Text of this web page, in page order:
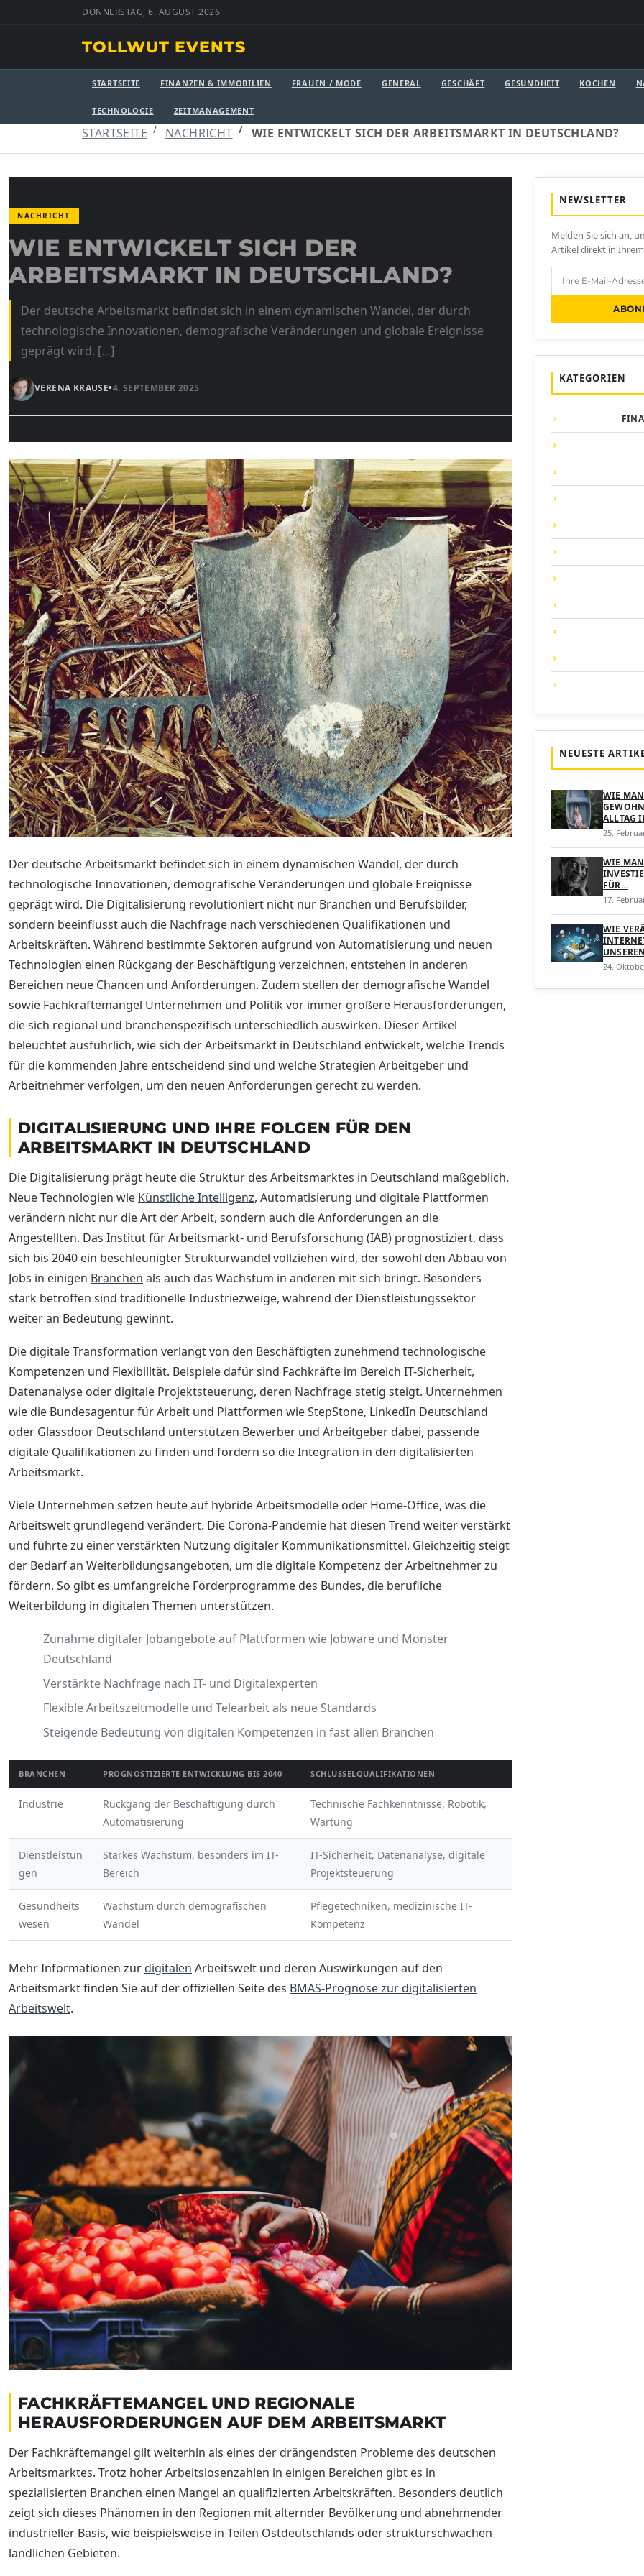
DONNERSTAG, 6. AUGUST 2026
TOLLWUT EVENTS
STARTSEITE FINANZEN & IMMOBILIEN FRAUEN / MODE GENERAL GESCHÄFT GESUNDHEIT KOCHEN
TECHNOLOGIE ZEITMANAGEMENT
STARTSEITE NACHRICHT WIE ENTWICKELT SICH DER ARBEITSMARKT IN DEUTSCHLAND?
NACHRICHT
WIE ENTWICKELT SICH DER
ARBEITSMARKT IN DEUTSCHLAND?
Der deutsche Arbeitsmarkt befindet sich in einem dynamischen Wandel, der durch
technologische Innovationen, demografische Veränderungen und globale Ereignisse
geprägt wird. […]
VERENA KRAUSE•4. SEPTEMBER 2025
Der deutsche Arbeitsmarkt befindet sich in einem dynamischen Wandel, der durch
technologische Innovationen, demografische Veränderungen und globale Ereignisse
geprägt wird. Die Digitalisierung revolutioniert nicht nur Branchen und Berufsbilder,
sondern beeinflusst auch die Nachfrage nach verschiedenen Qualifikationen und
Arbeitskräften. Während bestimmte Sektoren aufgrund von Automatisierung und neuen
Technologien einen Rückgang der Beschäftigung verzeichnen, entstehen in anderen
Bereichen neue Chancen und Anforderungen. Zudem stellen der demografische Wandel
sowie Fachkräftemangel Unternehmen und Politik vor immer größere Herausforderungen,
die sich regional und branchenspezifisch unterschiedlich auswirken. Dieser Artikel
beleuchtet ausführlich, wie sich der Arbeitsmarkt in Deutschland entwickelt, welche Trends
für die kommenden Jahre entscheidend sind und welche Strategien Arbeitgeber und
Arbeitnehmer verfolgen, um den neuen Anforderungen gerecht zu werden.
DIGITALISIERUNG UND IHRE FOLGEN FÜR DEN
ARBEITSMARKT IN DEUTSCHLAND
Die Digitalisierung prägt heute die Struktur des Arbeitsmarktes in Deutschland maßgeblich.
Neue Technologien wie Künstliche Intelligenz, Automatisierung und digitale Plattformen
verändern nicht nur die Art der Arbeit, sondern auch die Anforderungen an die
Angestellten. Das Institut für Arbeitsmarkt- und Berufsforschung (IAB) prognostiziert, dass
sich bis 2040 ein beschleunigter Strukturwandel vollziehen wird, der sowohl den Abbau von
Jobs in einigen Branchen als auch das Wachstum in anderen mit sich bringt. Besonders
stark betroffen sind traditionelle Industriezweige, während der Dienstleistungssektor
weiter an Bedeutung gewinnt.
Die digitale Transformation verlangt von den Beschäftigten zunehmend technologische
Kompetenzen und Flexibilität. Beispiele dafür sind Fachkräfte im Bereich IT-Sicherheit,
Datenanalyse oder digitale Projektsteuerung, deren Nachfrage stetig steigt. Unternehmen
wie die Bundesagentur für Arbeit und Plattformen wie StepStone, LinkedIn Deutschland
oder Glassdoor Deutschland unterstützen Bewerber und Arbeitgeber dabei, passende
digitale Qualifikationen zu finden und fördern so die Integration in den digitalisierten
Arbeitsmarkt.
Viele Unternehmen setzen heute auf hybride Arbeitsmodelle oder Home-Office, was die
Arbeitswelt grundlegend verändert. Die Corona-Pandemie hat diesen Trend weiter verstärkt
und führte zu einer verstärkten Nutzung digitaler Kommunikationsmittel. Gleichzeitig steigt
der Bedarf an Weiterbildungsangeboten, um die digitale Kompetenz der Arbeitnehmer zu
fördern. So gibt es umfangreiche Förderprogramme des Bundes, die berufliche
Weiterbildung in digitalen Themen unterstützen.
Zunahme digitaler Jobangebote auf Plattformen wie Jobware und Monster
Deutschland
Verstärkte Nachfrage nach IT- und Digitalexperten
Flexible Arbeitszeitmodelle und Telearbeit als neue Standards
Steigende Bedeutung von digitalen Kompetenzen in fast allen Branchen
BRANCHEN PROGNOSTIZIERTE ENTWICKLUNG BIS 2040 SCHLÜSSELQUALIFIKATIONEN
Industrie
Rückgang der Beschäftigung durch
Automatisierung
Technische Fachkenntnisse, Robotik,
Wartung
Dienstleistun
gen
Starkes Wachstum, besonders im IT-
Bereich
IT-Sicherheit, Datenanalyse, digitale
Projektsteuerung
Gesundheits
wesen
Wachstum durch demografischen
Wandel
Pflegetechniken, medizinische IT-
Kompetenz
Mehr Informationen zur digitalen Arbeitswelt und deren Auswirkungen auf den
Arbeitsmarkt finden Sie auf der offiziellen Seite des BMAS-Prognose zur digitalisierten
Arbeitswelt.
FACHKRÄFTEMANGEL UND REGIONALE
HERAUSFORDERUNGEN AUF DEM ARBEITSMARKT
Der Fachkräftemangel gilt weiterhin als eines der drängendsten Probleme des deutschen
Arbeitsmarktes. Trotz hoher Arbeitslosenzahlen in einigen Bereichen gibt es in
spezialisierten Branchen einen Mangel an qualifizierten Arbeitskräften. Besonders deutlich
zeigt sich dieses Phänomen in den Regionen mit alternder Bevölkerung und abnehmender
industrieller Basis, wie beispielsweise in Teilen Ostdeutschlands oder strukturschwachen
ländlichen Gebieten.
NEWSLETTER
Melden Sie sich an,
Artikel direkt in
KATEGORIEN
NEUESTE
WIE
ALLTAG
25.
WIE
FÜR…
17.
WIE
24.